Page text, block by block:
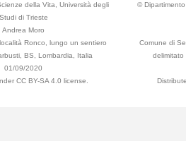
della Vita, Università degli
Studi di Trieste
Andrea Moro
Ronco, lungo un sentiero
BS, Lombardia, Italia
01/09/2020
CC BY-SA 4.0 license.
©
Comune di